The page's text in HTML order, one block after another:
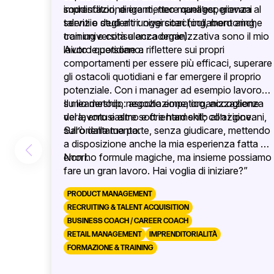
soddisfazione era mettere quell’esperienza al
servizio degli altri: oggi coaching, mentoring,
training e consulenza organizzativa sono il mio
lavoro quotidiano.
imprenditori, dirigenti, neo manager, giovani
talenti e studenti universitari (collaboro anche
con università e accademie).
Aiuto le persone a riflettere sui propri
comportamenti per essere più efficaci, superare
gli ostacoli quotidiani e far emergere il proprio
potenziale. Con i manager ad esempio lavoro
su leadership, negoziazione, organizzazione
del lavoro e altre soft e hard skill; con i giovani,
sull’orientamento.
Il mio metodo: ascolto empatico, accoglienza
vera, entusiasmo e orientamento all’azione.
Sarò dalla tua parte, senza giudicare, mettendo
a disposizione anche la mia esperienza fatta di
errori.
Non ho formule magiche, ma insieme possiamo
fare un gran lavoro. Hai voglia di iniziare?”
PRODUCT MANAGEMENT
RECRUITING & TALENT ACQUISITION
BUSINESS COACH / CAREER COACH
RETAIL MANAGEMENT
IMPRENDITORIALITÀ
FORMAZIONE & TRAINING